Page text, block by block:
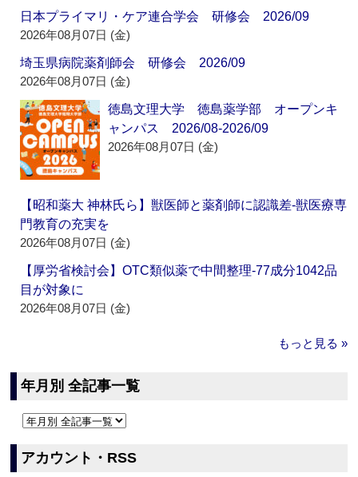
日本プライマリ・ケア連合学会 研修会 2026/09
2026年08月07日 (金)
埼玉県病院薬剤師会 研修会 2026/09
2026年08月07日 (金)
徳島文理大学 徳島薬学部 オープンキ
ャンパス 2026/08-2026/09
2026年08月07日 (金)
【昭和薬大 神林氏ら】獣医師と薬剤師に認識差‐獣医療専
門教育の充実を
2026年08月07日 (金)
【厚労省検討会】OTC類似薬で中間整理‐77成分1042品
目が対象に
2026年08月07日 (金)
もっと見る »
年月別 全記事一覧
アカウント・RSS